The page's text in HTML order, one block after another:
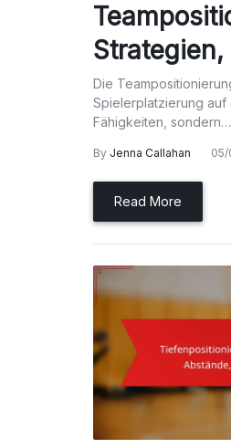
Die
Spielerplatzierung
Fähigkeiten, sondern…
By Jenna Callahan 05/
Read More